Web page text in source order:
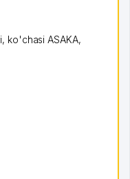
, ko'chasi ASAKA,